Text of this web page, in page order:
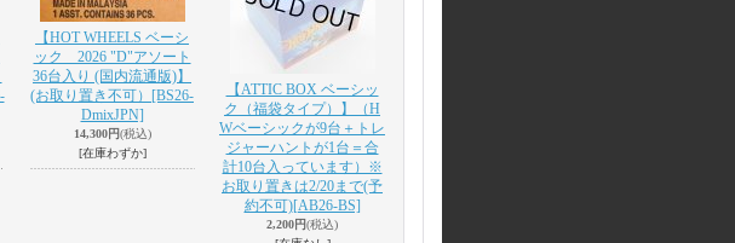
【HOT WHEELS ベーシ
ック 2026 "D"アソート
36台入り (国内流通版)】
(お取り置き不可） [BS26-
DmixJPN]
14,300円(税込)
[在庫わずか]
【ATTIC BOX ベーシッ
ク（福袋タイプ）】（H
Wベーシックが9台＋トレ
ジャーハントが1台＝合
計10台入っています）※
お取り置きは2/20まで(予
約不可)[AB26-BS]
2,200円(税込)